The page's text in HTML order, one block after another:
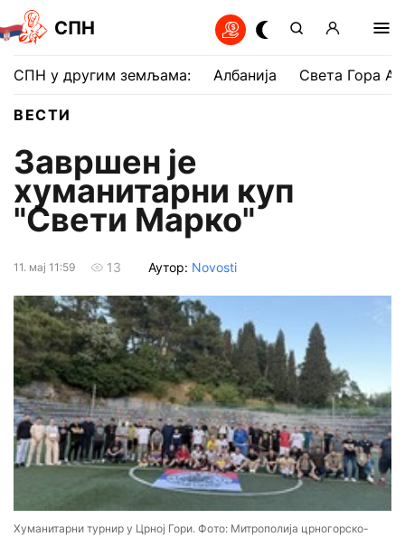
СПН
СПН у другим земљама: Албанија Света Гора
ВЕСТИ
Завршен је
хуманитарни куп
"Свети Марко"
11. мај 11:59 13 Аутор: Novosti
Хуманитарни турнир у Црној Гори. Фото: Митрополија црногорско-